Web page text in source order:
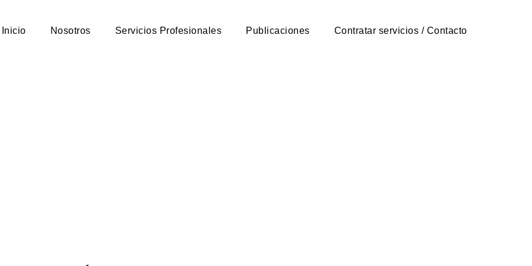
Inicio Nosotros Servicios Profesionales Publicaciones Contratar servicios / Contacto